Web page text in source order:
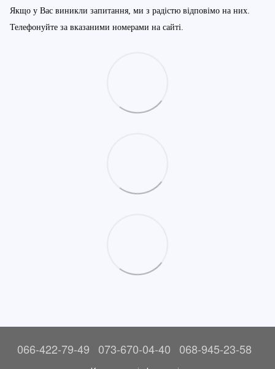
Якщо у Вас виникли запитання, ми з радістю відповімо на них.
Телефонуйте за вказаними номерами на сайті.
066-422-79-49 073-670-04-40 068-945-23-58